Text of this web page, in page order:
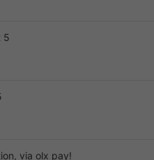
5
via olx pay!